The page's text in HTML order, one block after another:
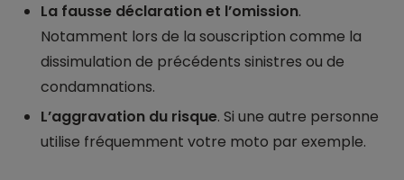
La fausse déclaration et l’omission.
Notamment lors de la souscription comme la
dissimulation de précédents sinistres ou de
condamnations.
L’aggravation du risque. Si une autre personne
utilise fréquemment votre moto par exemple.